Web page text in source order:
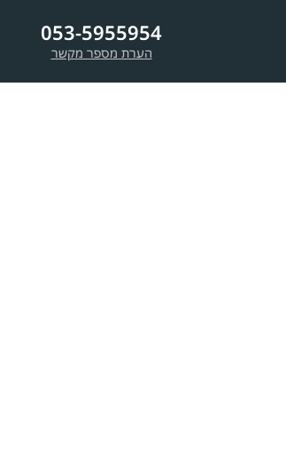
053-5955954
הערת מספר מקשר